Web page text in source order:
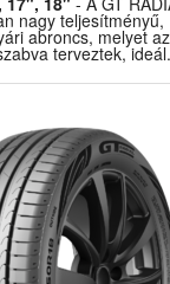
nagy teljesítményű,
abroncs, melyet
terveztek,